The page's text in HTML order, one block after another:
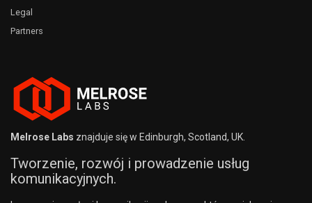
Legal
Partners
Melrose Labs znajduje się w Edinburgh, Scotland, UK.
Tworzenie, rozwój i prowadzenie usług
komunikacyjnych.